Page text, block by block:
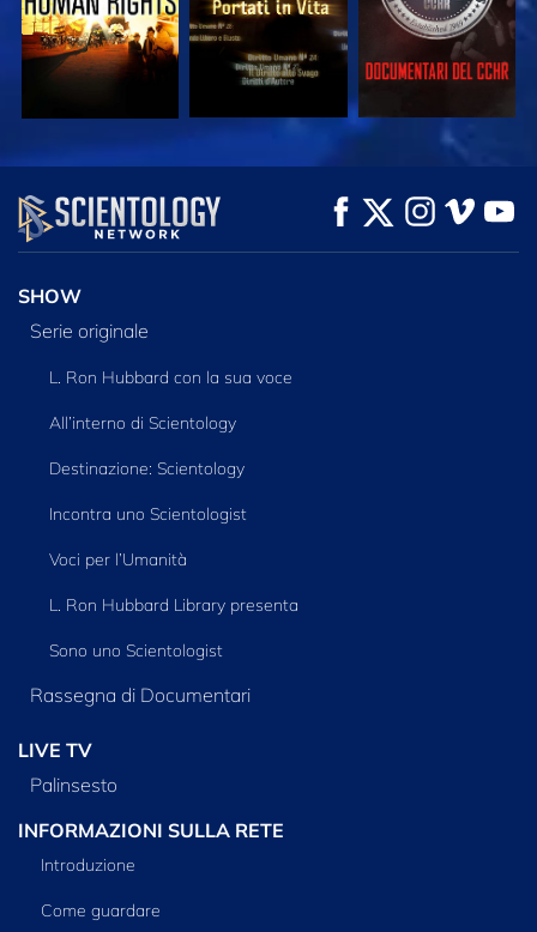
GUARDA
ESPLORA LE
SERIE
SHOW
Serie originale
L. Ron Hubbard con la sua voce
All’interno di Scientology
Destinazione: Scientology
Incontra uno Scientologist
Voci per l’Umanità
L. Ron Hubbard Library presenta
Sono uno Scientologist
Rassegna di Documentari
LIVE TV
Palinsesto
INFORMAZIONI SULLA RETE
Introduzione
Come guardare